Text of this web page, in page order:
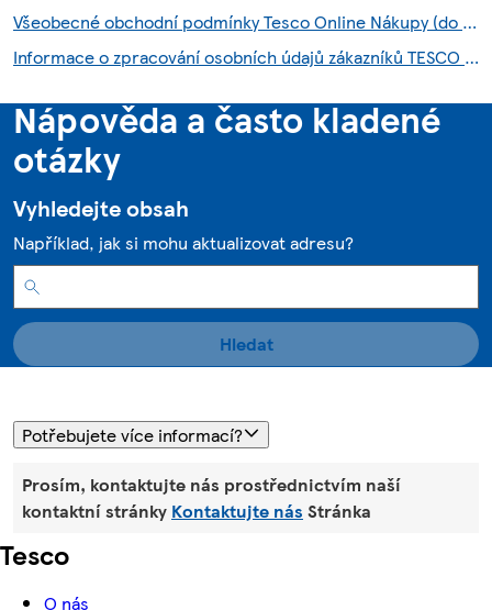
Všeobecné obchodní podmínky Tesco Online Nákupy (do 28.7.2026)
Informace o zpracování osobních údajů zákazníků TESCO HNED služby
Nápověda a často kladené
otázky
Vyhledejte obsah
Například, jak si mohu aktualizovat adresu?
Hledat
Potřebujete více informací?
Prosím, kontaktujte nás prostřednictvím naší
kontaktní stránky Kontaktujte nás Stránka
Tesco
O nás